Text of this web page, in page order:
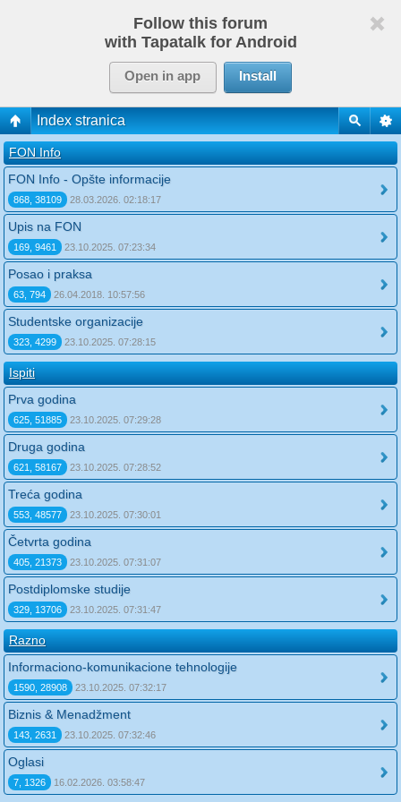
Follow this forum
with Tapatalk for Android
Open in app Install
Index stranica
FON Info
FON Info - Opšte informacije
868, 38109 28.03.2026. 02:18:17
Upis na FON
169, 9461 23.10.2025. 07:23:34
Posao i praksa
63, 794 26.04.2018. 10:57:56
Studentske organizacije
323, 4299 23.10.2025. 07:28:15
Ispiti
Prva godina
625, 51885 23.10.2025. 07:29:28
Druga godina
621, 58167 23.10.2025. 07:28:52
Treća godina
553, 48577 23.10.2025. 07:30:01
Četvrta godina
405, 21373 23.10.2025. 07:31:07
Postdiplomske studije
329, 13706 23.10.2025. 07:31:47
Razno
Informaciono-komunikacione tehnologije
1590, 28908 23.10.2025. 07:32:17
Biznis & Menadžment
143, 2631 23.10.2025. 07:32:46
Oglasi
7, 1326 16.02.2026. 03:58:47